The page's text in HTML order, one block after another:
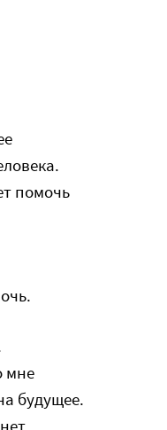
помочь
мне
будущее.